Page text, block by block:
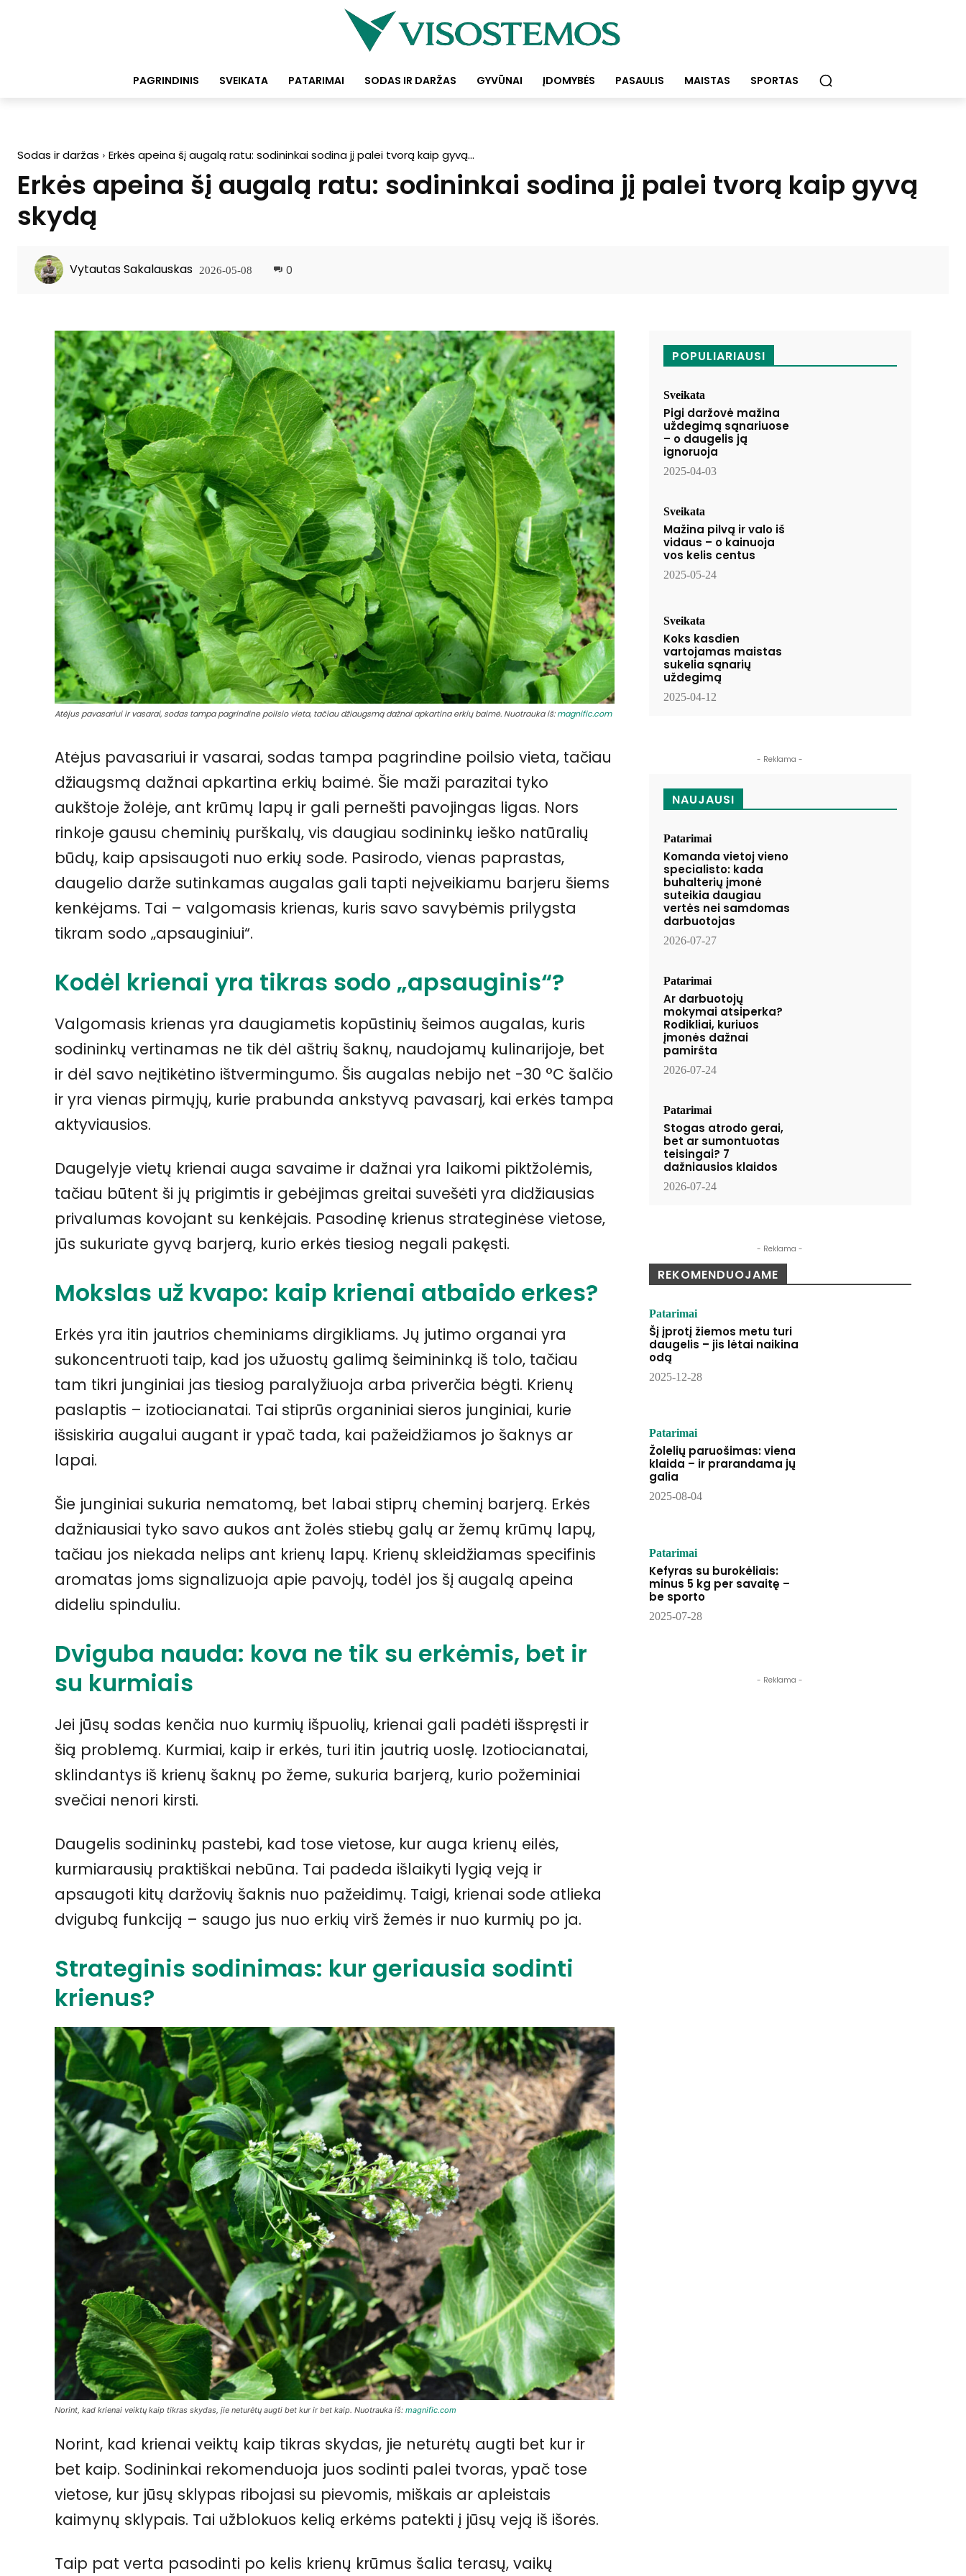
PAGRINDINIS SVEIKATA PATARIMAI SODAS IR DARŽAS GYVŪNAI ĮDOMYBĖS PASAULIS MAISTAS SPORTAS
Sodas ir daržas Erkės apeina šį augalą ratu: sodininkai sodina jį palei tvorą kaip gyvą...
Erkės apeina šį augalą ratu: sodininkai sodina jį palei tvorą kaip gyvą
skydą
Vytautas Sakalauskas 2026-05-08 0
Atėjus pavasariui ir vasarai, sodas tampa pagrindine poilsio vieta, tačiau džiaugsmą dažnai apkartina erkių baimė. Nuotrauka iš:magnific.com
Atėjus pavasariui ir vasarai, sodas tampa pagrindine poilsio vieta, tačiau
džiaugsmą dažnai apkartina erkių baimė. Šie maži parazitai tyko
aukštoje žolėje, ant krūmų lapų ir gali pernešti pavojingas ligas. Nors
rinkoje gausu cheminių purškalų, vis daugiau sodininkų ieško natūralių
būdų, kaip apsisaugoti nuo erkių sode. Pasirodo, vienas paprastas,
daugelio darže sutinkamas augalas gali tapti neįveikiamu barjeru šiems
kenkėjams. Tai – valgomasis krienas, kuris savo savybėmis prilygsta
tikram sodo „apsauginiui“.
Kodėl krienai yra tikras sodo „apsauginis“?
Valgomasis krienas yra daugiametis kopūstinių šeimos augalas, kuris
sodininkų vertinamas ne tik dėl aštrių šaknų, naudojamų kulinarijoje, bet
ir dėl savo neįtikėtino ištvermingumo. Šis augalas nebijo net -30 °C šalčio
ir yra vienas pirmųjų, kurie prabunda ankstyvą pavasarį, kai erkės tampa
aktyviausios.
Daugelyje vietų krienai auga savaime ir dažnai yra laikomi piktžolėmis,
tačiau būtent ši jų prigimtis ir gebėjimas greitai suvešėti yra didžiausias
privalumas kovojant su kenkėjais. Pasodinę krienus strateginėse vietose,
jūs sukuriate gyvą barjerą, kurio erkės tiesiog negali pakęsti.
Mokslas už kvapo: kaip krienai atbaido erkes?
Erkės yra itin jautrios cheminiams dirgikliams. Jų jutimo organai yra
sukoncentruoti taip, kad jos užuostų galimą šeimininką iš tolo, tačiau
tam tikri junginiai jas tiesiog paralyžiuoja arba priverčia bėgti. Krienų
paslaptis – izotiocianatai. Tai stiprūs organiniai sieros junginiai, kurie
išsiskiria augalui augant ir ypač tada, kai pažeidžiamos jo šaknys ar
lapai.
Šie junginiai sukuria nematomą, bet labai stiprų cheminį barjerą. Erkės
dažniausiai tyko savo aukos ant žolės stiebų galų ar žemų krūmų lapų,
tačiau jos niekada nelips ant krienų lapų. Krienų skleidžiamas specifinis
aromatas joms signalizuoja apie pavojų, todėl jos šį augalą apeina
dideliu spinduliu.
Dviguba nauda: kova ne tik su erkėmis, bet ir
su kurmiais
Jei jūsų sodas kenčia nuo kurmių išpuolių, krienai gali padėti išspręsti ir
šią problemą. Kurmiai, kaip ir erkės, turi itin jautrią uoslę. Izotiocianatai,
sklindantys iš krienų šaknų po žeme, sukuria barjerą, kurio požeminiai
svečiai nenori kirsti.
Daugelis sodininkų pastebi, kad tose vietose, kur auga krienų eilės,
kurmiarausių praktiškai nebūna. Tai padeda išlaikyti lygią veją ir
apsaugoti kitų daržovių šaknis nuo pažeidimų. Taigi, krienai sode atlieka
dvigubą funkciją – saugo jus nuo erkių virš žemės ir nuo kurmių po ja.
Strateginis sodinimas: kur geriausia sodinti
krienus?
Norint, kad krienai veiktų kaip tikras skydas, jie neturėtų augti bet kur ir bet kaip. Nuotrauka iš: magnific.com
Norint, kad krienai veiktų kaip tikras skydas, jie neturėtų augti bet kur ir
bet kaip. Sodininkai rekomenduoja juos sodinti palei tvoras, ypač tose
vietose, kur jūsų sklypas ribojasi su pievomis, miškais ar apleistais
kaimynų sklypais. Tai užblokuos kelią erkėms patekti į jūsų veją iš išorės.
Taip pat verta pasodinti po kelis krienų krūmus šalia terasų, vaikų
POPULIARIAUSI
Sveikata
Pigi daržovė mažina
uždegimą sąnariuose
– o daugelis ją
ignoruoja
2025-04-03
Sveikata
Mažina pilvą ir valo iš
vidaus – o kainuoja
vos kelis centus
2025-05-24
Sveikata
Koks kasdien
vartojamas maistas
sukelia sąnarių
uždegimą
2025-04-12
- Reklama -
NAUJAUSI
Patarimai
Komanda vietoj vieno
specialisto: kada
buhalterių įmonė
suteikia daugiau
vertės nei samdomas
darbuotojas
2026-07-27
Patarimai
Ar darbuotojų
mokymai atsiperka?
Rodikliai, kuriuos
įmonės dažnai
pamiršta
2026-07-24
Patarimai
Stogas atrodo gerai,
bet ar sumontuotas
teisingai? 7
dažniausios klaidos
2026-07-24
- Reklama -
REKOMENDUOJAME
Patarimai
Šį įprotį žiemos metu turi
daugelis – jis lėtai naikina
odą
2025-12-28
Patarimai
Žolelių paruošimas: viena
klaida – ir prarandama jų
galia
2025-08-04
Patarimai
Kefyras su burokėliais:
minus 5 kg per savaitę –
be sporto
2025-07-28
- Reklama -